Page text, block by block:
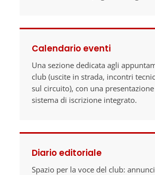
Calendario eventi
Una sezione dedicata agli
club (uscite in strada, incontri
sul circuito), con una
sistema di iscrizione integrato.
Diario editoriale
Spazio per la voce del club: